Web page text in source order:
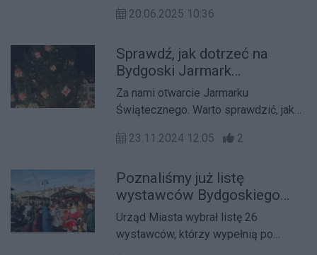
wspieranie ludzi, którzy ją kontynuują i
działaniach.
20.06.2025 10:36
Sprawdź, jak dotrzeć na
Bydgoski Jarmark
Świąteczny
Za nami otwarcie Jarmarku
Świątecznego. Warto sprawdzić, jak
wybierając się na to wydarzenie.
najprościej dostać się do centrum
komunikacją miejską. Wygodne
parkowanie zapewniają m.in. parkingi
P+R a także wielopoziomowy obiekt
23.11.2024 12:05 2
Poznaliśmy już listę
wystawców Bydgoskiego
Jarmarku Świątecznego
Urząd Miasta wybrał listę 26
wystawców, którzy wypełnią po